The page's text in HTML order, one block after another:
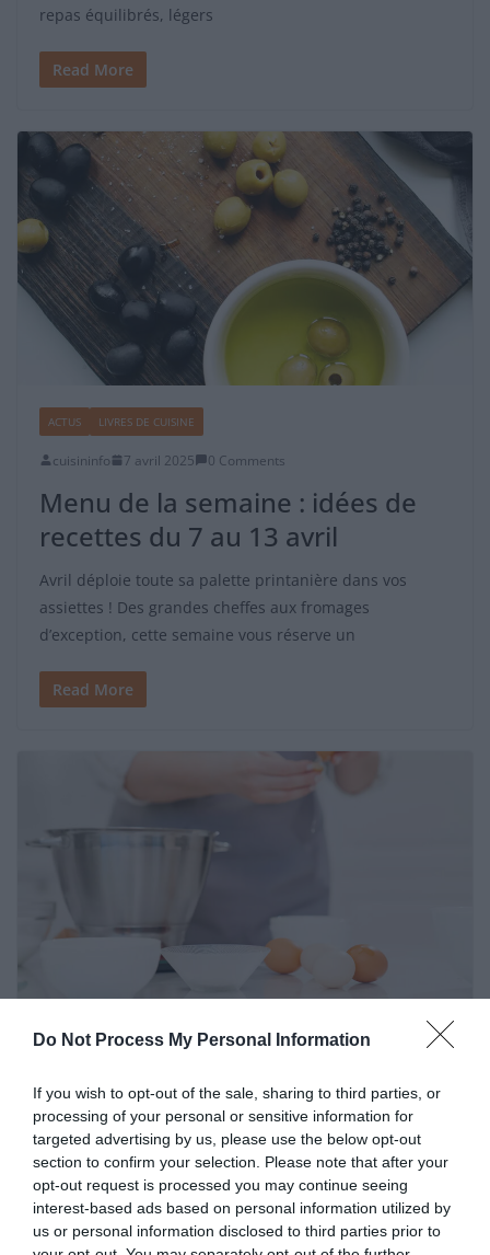
Do Not Process My Personal Information
If you wish to opt-out of the sale, sharing to third parties, or
processing of your personal or sensitive information for
targeted advertising by us, please use the below opt-out
section to confirm your selection. Please note that after your
opt-out request is processed you may continue seeing
interest-based ads based on personal information utilized by
us or personal information disclosed to third parties prior to
repas équilibrés, légers
Read More
ACTUS LIVRES DE CUISINE
cuisininfo 7 avril 2025 0 Comments
Menu de la semaine : idées de
recettes du 7 au 13 avril
Avril déploie toute sa palette printanière dans vos
assiettes ! Des grandes cheffes aux fromages
d’exception, cette semaine vous réserve un
Read More
ACTUS COURS DE CUISINE LIVRES DE CUISINE
On pense bien faire, mais cette
habitude en cuisine est tout
simplement inutile
Et si ce petit geste bien connu des pâtissiers ne servait